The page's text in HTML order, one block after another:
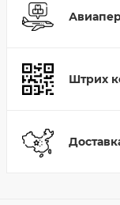
Штрих